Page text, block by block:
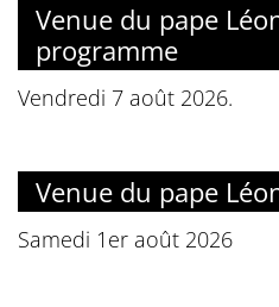
Venue du pape
programme
Vendredi 7 août 2026.
Venue du pape
Samedi 1er août 2026